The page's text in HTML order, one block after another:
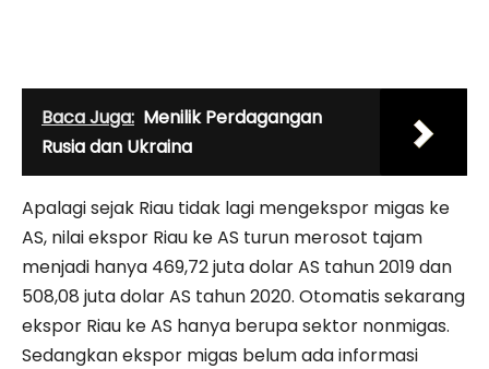
Baca Juga: Menilik Perdagangan
Rusia dan Ukraina
Apalagi sejak Riau tidak lagi mengekspor migas ke
AS, nilai ekspor Riau ke AS turun merosot tajam
menjadi hanya 469,72 juta dolar AS tahun 2019 dan
508,08 juta dolar AS tahun 2020. Otomatis sekarang
ekspor Riau ke AS hanya berupa sektor nonmigas.
Sedangkan ekspor migas belum ada informasi